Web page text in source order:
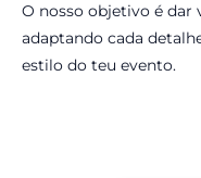
O nosso objetivo é dar
adaptando cada
estilo do teu evento.